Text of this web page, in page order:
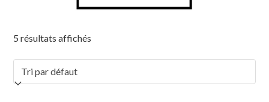
5 résultats affichés